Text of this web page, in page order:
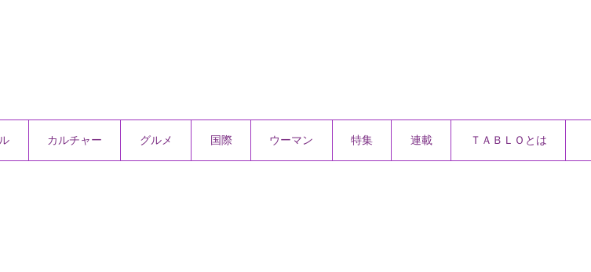
カルチャー グルメ 国際 ウーマン 特集 連載 ＴＡＢＬＯとは